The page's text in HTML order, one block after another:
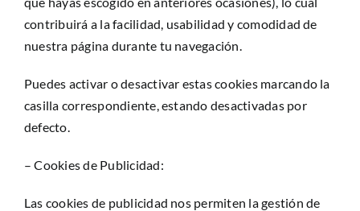
contribuirá a la facilidad, usabilidad y comodidad de
nuestra página durante tu navegación.
Puedes activar o desactivar estas cookies marcando la
casilla correspondiente, estando desactivadas por
defecto.
– Cookies de Publicidad:
Las cookies de publicidad nos permiten la gestión de